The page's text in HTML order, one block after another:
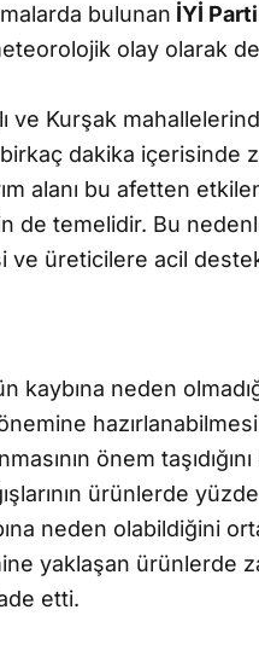
bulunan İYİ
olay olarak
ve Kurşak
dakika içerisinde
alanı bu afetten
de temelidir. Bu
ve üreticilere acil
kaybına neden
önem
ürünlerde
neden olabildiğini
yaklaşan ürünlerde
etti.